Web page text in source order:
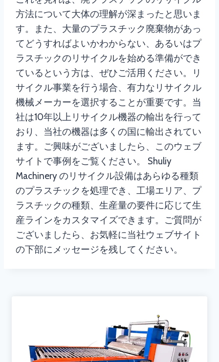
方法について大体の理解が深まったと思いま
す。また、大量のプラスチック廃棄物があっ
てどうすればよいかわからない、あるいはプ
ラスチックのリサイクルを始める準備ができ
ているという方は、ぜひご活用ください。リ
サイクル事業を行う場合、有力なリサイクル
機械メーカーを選択することが重要です。当
社は10年以上リサイクル機器の輸出を行って
おり、当社の機器は多くの国に輸出されてい
ます。ご興味がございましたら、このウェブ
サイトで事例をご覧ください。 Shuliy
Machinery のリサイクル設備はあらゆる種類
のプラスチックを処理でき、工場エリア、プ
ラスチックの種類、生産量の要件に応じて生
産ラインをカスタマイズできます。ご質問が
ございましたら、お気軽に当社ウェブサイト
の下部にメッセージを残してください。